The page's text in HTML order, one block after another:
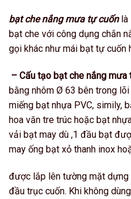
bạt che nắng mưa tự cuốnlà
bạt che với công dụng chắn
gọi khác như mái bạt tự cuốn
– Cấu tạo bạt che nắng mưa
bằng nhôm Ø 63 bên trong
miếng bạt nhựa PVC, simily,
hoa văn tre trúc hoặc bạt
vải bạt may dù ,1 đầu bạt
may ống bạt xỏ thanh inox
được lắp lên tường mặt dựng
đầu trục cuốn. Khi không